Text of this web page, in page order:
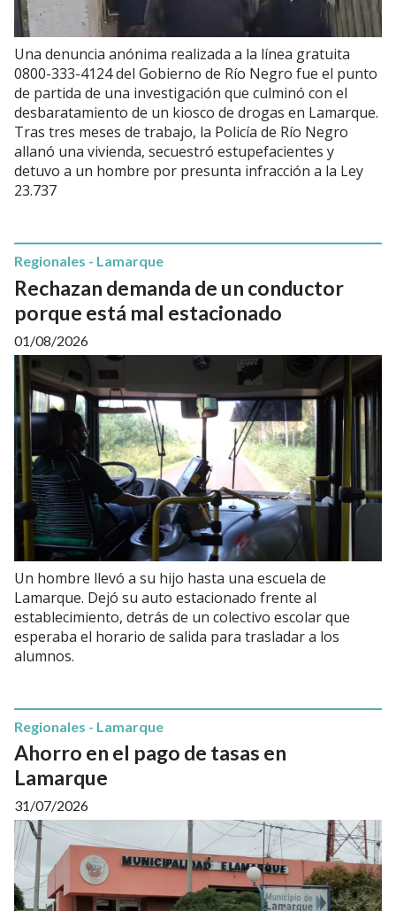
Una denuncia anónima realizada a la línea gratuita
0800-333-4124 del Gobierno de Río Negro fue el punto
de partida de una investigación que culminó con el
desbaratamiento de un kiosco de drogas en Lamarque.
Tras tres meses de trabajo, la Policía de Río Negro
allanó una vivienda, secuestró estupefacientes y
detuvo a un hombre por presunta infracción a la Ley
23.737
Rechazan demanda de un conductor
porque está mal estacionado
Regionales - Lamarque
01/08/2026
Un hombre llevó a su hijo hasta una escuela de
Lamarque. Dejó su auto estacionado frente al
establecimiento, detrás de un colectivo escolar que
esperaba el horario de salida para trasladar a los
alumnos.
Ahorro en el pago de tasas en
Lamarque
Regionales - Lamarque
31/07/2026